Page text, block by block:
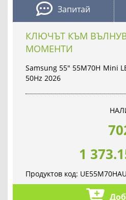
Запитай
КЛЮЧЪТ КЪМ
МОМЕНТИ
Samsung 55" 55M70H Mini
50Hz 2026
1
Продуктов код: